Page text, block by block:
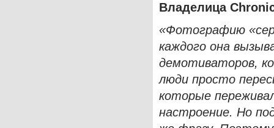
Владелица
«Фотографию
каждого она
демотиваторов,
люди просто
которые
настроение. Но